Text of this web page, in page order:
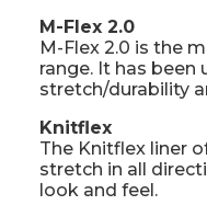
M-Flex 2.0
M-Flex 2.0 is the
range. It has
stretch/durability
Knitflex
The Knitflex liner
stretch in all
look and feel.